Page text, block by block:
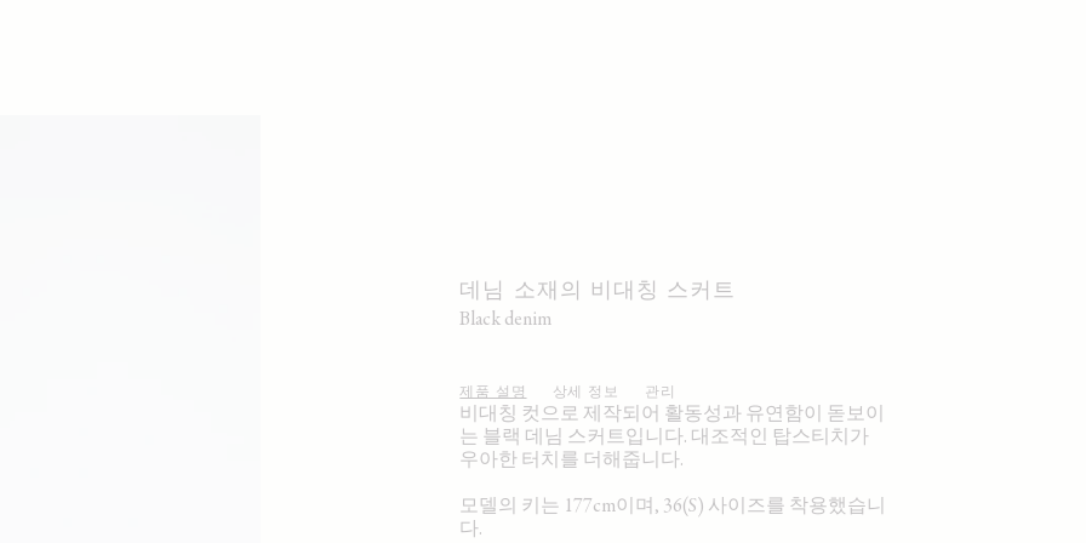
데님 소재의 비대칭 스커트
black denim
제품 설명 상세 정보 관리
비대칭 컷으로 제작되어 활동성과 유연함이 돋보이
는 블랙 데님 스커트입니다. 대조적인 탑스티치가
우아한 터치를 더해줍니다.
모델의 키는 177cm이며, 36(S) 사이즈를 착용했습니
다.